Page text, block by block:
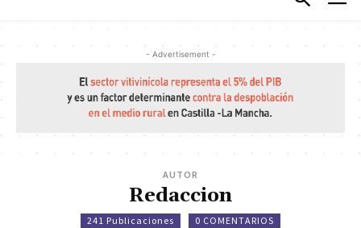
- Advertisement -
AUTOR
Redaccion
241 Publicaciones 0 COMENTARIOS